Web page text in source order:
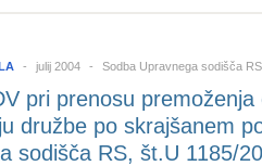
julij 2004 Sodba Upravnega sodišča RS
pri prenosu
družbe po skrajšanem
sodišča RS, št.U 1185/